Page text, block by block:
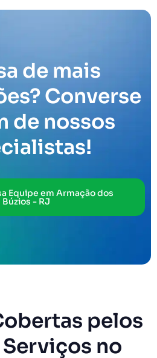
de mais
Converse
de nossos
Equipe em Armação dos
Búzios - RJ
pelos
no